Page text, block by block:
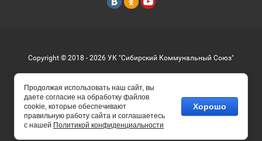
Copyright © 2018 - 2026 УК "Сибирский Коммунальный Союз"
ЗА
ЧЕСТНЫЙ
Продолжая использовать наш сайт, вы
даете согласие на обработку файлов
cookie, которые обеспечивают
правильную работу сайта и соглашаетесь
с нашей Политикой конфиденциальности
Хорошо